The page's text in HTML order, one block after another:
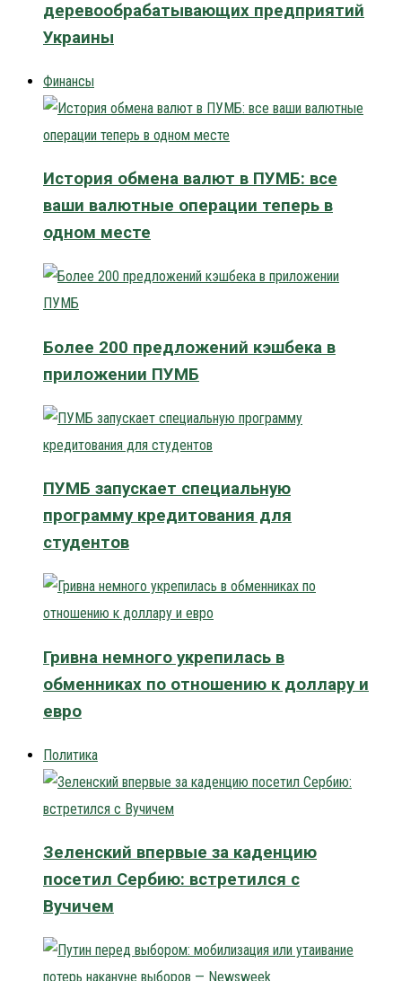
деревообрабатывающих предприятий
Украины
Финансы
История обмена валют в ПУМБ: все
ваши валютные операции теперь в
одном месте
Более 200 предложений кэшбека в
приложении ПУМБ
ПУМБ запускает специальную
программу кредитования для
студентов
Гривна немного укрепилась в
обменниках по отношению к доллару и
евро
Политика
Зеленский впервые за каденцию
посетил Сербию: встретился с
Вучичем